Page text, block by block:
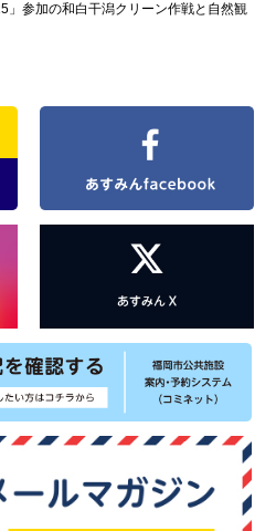
」参加の和白干潟クリーン作戦と自然観